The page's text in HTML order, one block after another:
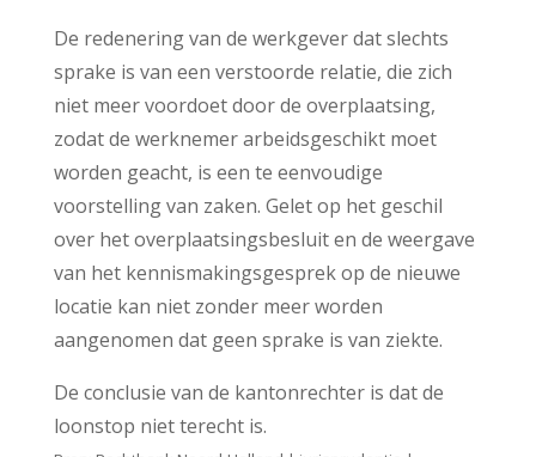
De redenering van de werkgever dat slechts
sprake is van een verstoorde relatie, die zich
niet meer voordoet door de overplaatsing,
zodat de werknemer arbeidsgeschikt moet
worden geacht, is een te eenvoudige
voorstelling van zaken. Gelet op het geschil
over het overplaatsingsbesluit en de weergave
van het kennismakingsgesprek op de nieuwe
locatie kan niet zonder meer worden
aangenomen dat geen sprake is van ziekte.
De conclusie van de kantonrechter is dat de
loonstop niet terecht is.